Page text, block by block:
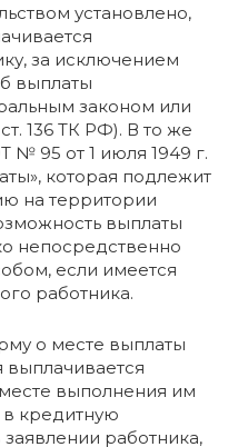
установлено,
за исключением
выплаты
законом или
136 ТК РФ). В то же
№ 95 от 1 июля 1949 г.
которая подлежит
на территории
выплаты
непосредственно
если имеется
работника.
о месте выплаты
выплачивается
выполнения им
кредитную
работника,